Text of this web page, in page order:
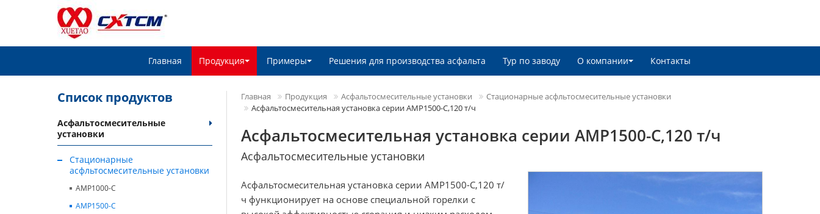
Главная Продукция Примеры Решения для производства асфальта Тур по заводу О компании Контакты
Главная Продукция Асфальтосмесительные установки
Стационарные асфльтосмесительные установки
Асфальтосмесительная установка серии AMP1500-C,120 т/ч
Асфальтосмесительная установка серии AMP1500-C,120 т/ч
Асфальтосмесительные установки
Асфальтосмесительная установка серии AMP1500-C,120 т/
ч функционирует на основе специальной горелки с
Список продуктов
Асфальтосмесительные
установки
Стационарные
асфльтосмесительные установки
AMP1000-C
AMP1500-C